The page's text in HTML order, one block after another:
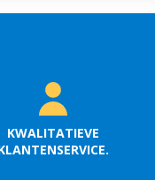
KWALITATIEVE